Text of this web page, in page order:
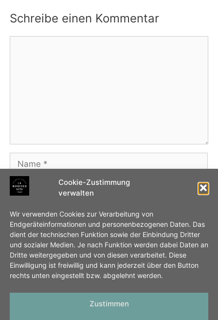
Cookie-Zustimmung
verwalten
Wir verwenden Cookies zur Verarbeitung von
Endgeräteinformationen und personenbezogenen Daten. Das
dient der technischen Funktion sowie der Einbindung Dritter
und sozialer Medien. Je nach Funktion werden dabei Daten an
Dritte weitergegeben und von diesen verarbeitet. Diese
Einwilligung ist freiwillig und kann jederzeit über den Button
rechts unten eingestellt bzw. abgelehnt werden.
Zustimmen
Schreibe einen Kommentar
Name
E-
Mail-
Adresse
Website
Name, E-Mail-Adresse und Website in diesem
Browser für meinen nächsten Kommentar
speichern.